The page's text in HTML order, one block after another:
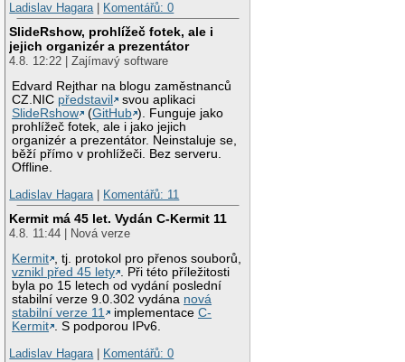
Ladislav Hagara| Komentářů: 0
SlideRshow, prohlížeč fotek, ale i
jejich organizér a prezentátor
4.8. 12:22 | Zajímavý software
Edvard Rejthar na blogu zaměstnanců
CZ.NIC představil
svou aplikaci
SlideRshow
(GitHub ). Funguje jako
prohlížeč fotek, ale i jako jejich
organizér a prezentátor. Neinstaluje se,
běží přímo v prohlížeči. Bez serveru.
Offline.
Ladislav Hagara| Komentářů: 11
Kermit má 45 let. Vydán C-Kermit 11
4.8. 11:44 | Nová verze
Kermit , tj. protokol pro přenos souborů,
vznikl před 45 lety . Při této příležitosti
byla po 15 letech od vydání poslední
stabilní verze 9.0.302 vydána nová
stabilní verze 11
implementaceC-
Kermit . S podporou IPv6.
Ladislav Hagara| Komentářů: 0